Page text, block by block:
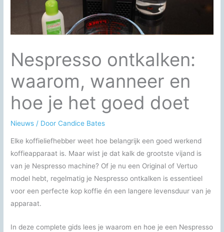
Nespresso ontkalken:
waarom, wanneer en
hoe je het goed doet
Nieuws / DoorCandice Bates
Elke koffieliefhebber weet hoe belangrijk een goed werkend
koffieapparaat is. Maar wist je dat kalk de grootste vijand is
van je Nespresso machine? Of je nu een Original of Vertuo
model hebt, regelmatig je Nespresso ontkalken is essentieel
voor een perfecte kop koffie én een langere levensduur van je
apparaat.
In deze complete gids lees je waarom en hoe je een Nespresso